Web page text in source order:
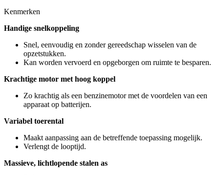
Kenmerken
Handige snelkoppeling
Snel, eenvoudig en zonder gereedschap wisselen van de
opzetstukken.
Kan worden vervoerd en opgeborgen om ruimte te besparen.
Krachtige motor met hoog koppel
Zo krachtig als een benzinemotor met de voordelen van een
apparaat op batterijen.
Variabel toerental
Maakt aanpassing aan de betreffende toepassing mogelijk.
Verlengt de looptijd.
Massieve, lichtlopende stalen as